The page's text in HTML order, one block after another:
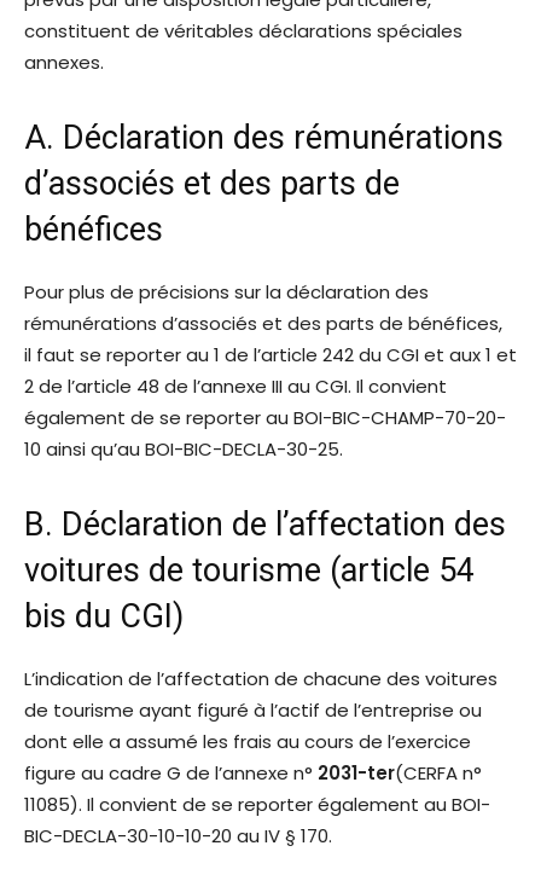
constituent de véritables déclarations spéciales
annexes.
A. Déclaration des rémunérations
d’associés et des parts de
bénéfices
Pour plus de précisions sur la déclaration des
rémunérations d’associés et des parts de bénéfices,
il faut se reporter au 1 de l’article 242 du CGI et aux 1 et
2 de l’article 48 de l’annexe III au CGI. Il convient
également de se reporter au BOI-BIC-CHAMP-70-20-
10 ainsi qu’au BOI-BIC-DECLA-30-25.
B. Déclaration de l’affectation des
voitures de tourisme (article 54
bis du CGI)
L’indication de l’affectation de chacune des voitures
de tourisme ayant figuré à l’actif de l’entreprise ou
dont elle a assumé les frais au cours de l’exercice
figure au cadre G de l’annexe n° 2031-ter(CERFA n°
11085). Il convient de se reporter également au BOI-
BIC-DECLA-30-10-10-20 au IV § 170.